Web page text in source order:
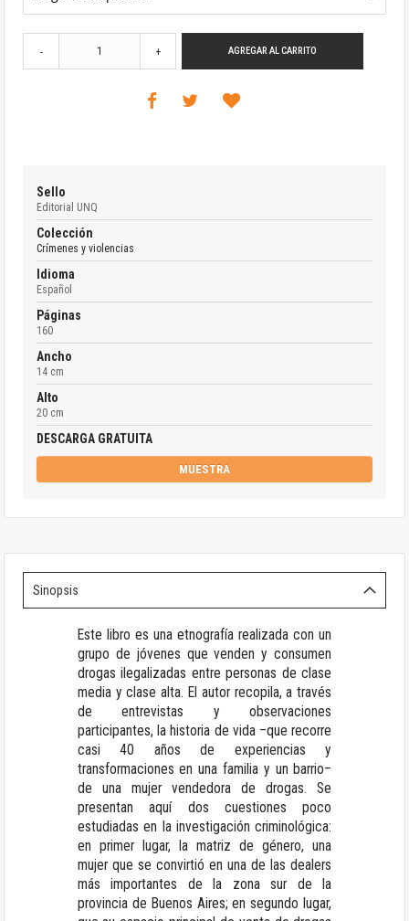
- + AGREGAR AL CARRITO
Sello
Editorial UNQ
Colección
Crímenes y violencias
Idioma
Español
Páginas
160
Ancho
14 cm
Alto
20 cm
DESCARGA GRATUITA
MUESTRA
Sinopsis
Este libro es una etnografía realizada con un
grupo de jóvenes que venden y consumen
drogas ilegalizadas entre personas de clase
media y clase alta. El autor recopila, a través
de entrevistas y observaciones
participantes, la historia de vida –que recorre
casi 40 años de experiencias y
transformaciones en una familia y un barrio–
de una mujer vendedora de drogas. Se
presentan aquí dos cuestiones poco
estudiadas en la investigación criminológica:
en primer lugar, la matriz de género, una
mujer que se convirtió en una de las dealers
más importantes de la zona sur de la
provincia de Buenos Aires; en segundo lugar,